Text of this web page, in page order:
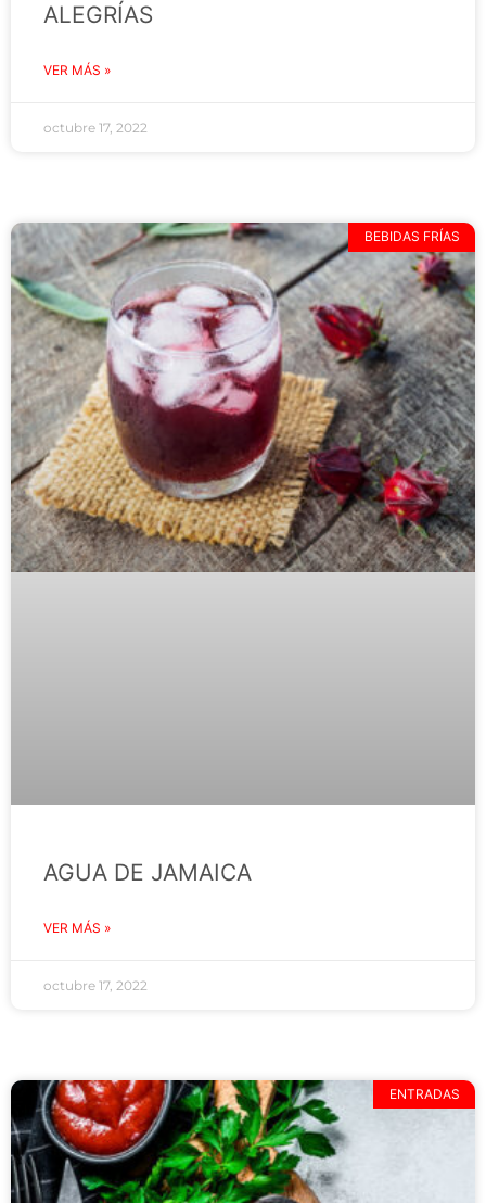
ALEGRÍAS
VER MÁS »
octubre 17, 2022
BEBIDAS FRÍAS
AGUA DE JAMAICA
VER MÁS »
octubre 17, 2022
ENTRADAS